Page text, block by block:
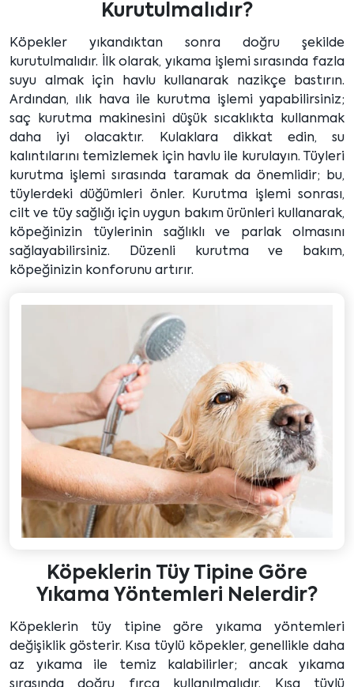
Kurutulmalıdır?
Köpekler yıkandıktan sonra doğru şekilde
kurutulmalıdır. İlk olarak, yıkama işlemi sırasında fazla
suyu almak için havlu kullanarak nazikçe bastırın.
Ardından, ılık hava ile kurutma işlemi yapabilirsiniz;
saç kurutma makinesini düşük sıcaklıkta kullanmak
daha iyi olacaktır. Kulaklara dikkat edin, su
kalıntılarını temizlemek için havlu ile kurulayın. Tüyleri
kurutma işlemi sırasında taramak da önemlidir; bu,
tüylerdeki düğümleri önler. Kurutma işlemi sonrası,
cilt ve tüy sağlığı için uygun bakım ürünleri kullanarak,
köpeğinizin tüylerinin sağlıklı ve parlak olmasını
sağlayabilirsiniz. Düzenli kurutma ve bakım,
köpeğinizin konforunu artırır.
Köpeklerin Tüy Tipine Göre
Yıkama Yöntemleri Nelerdir?
Köpeklerin tüy tipine göre yıkama yöntemleri
değişiklik gösterir. Kısa tüylü köpekler, genellikle daha
az yıkama ile temiz kalabilirler; ancak yıkama